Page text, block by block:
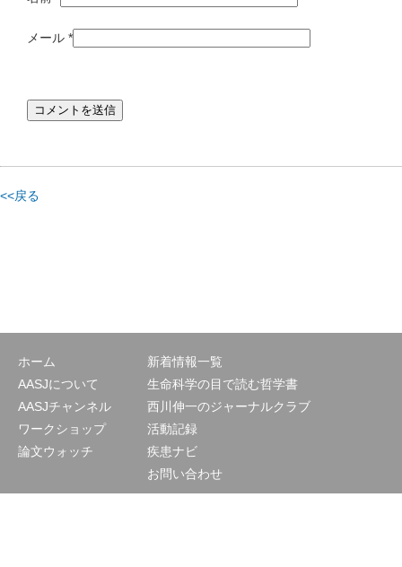
メール *
<<戻る
ホーム
AASJについて
AASJチャンネル
ワークショップ
論文ウォッチ
新着情報一覧
生命科学の目で読む哲学書
西川伸一のジャーナルクラブ
活動記録
疾患ナビ
お問い合わせ